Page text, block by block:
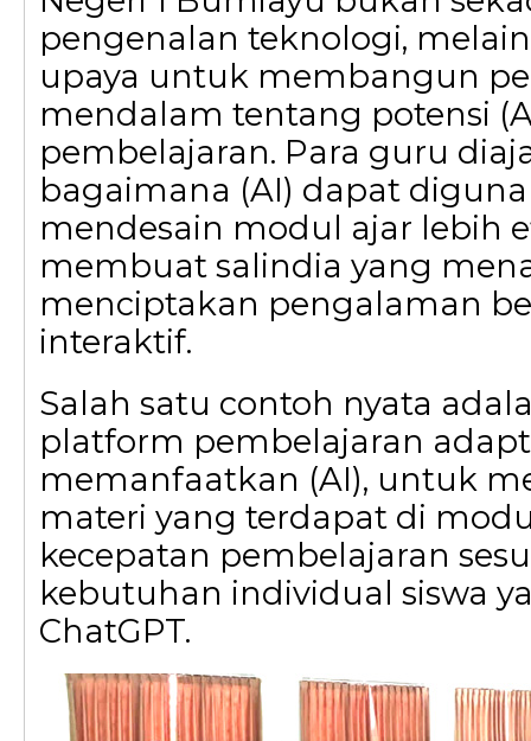
pengenalan teknologi,
upaya untuk membangun
mendalam tentang potensi
pembelajaran. Para guru
bagaimana (AI) dapat
mendesain modul ajar lebih
membuat salindia yang
menciptakan pengalaman
interaktif.
Salah satu contoh nyata
platform pembelajaran
memanfaatkan (AI), untuk
materi yang terdapat di
kecepatan pembelajaran
kebutuhan individual siswa
ChatGPT.